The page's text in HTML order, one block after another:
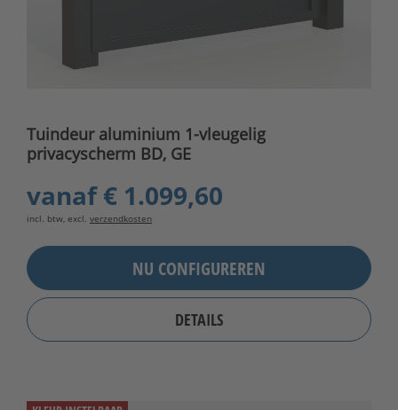
Tuindeur aluminium 1-vleugelig
privacyscherm BD, GE
vanaf€ 1.099,60
incl. btw, excl. verzendkosten
NU CONFIGUREREN
DETAILS